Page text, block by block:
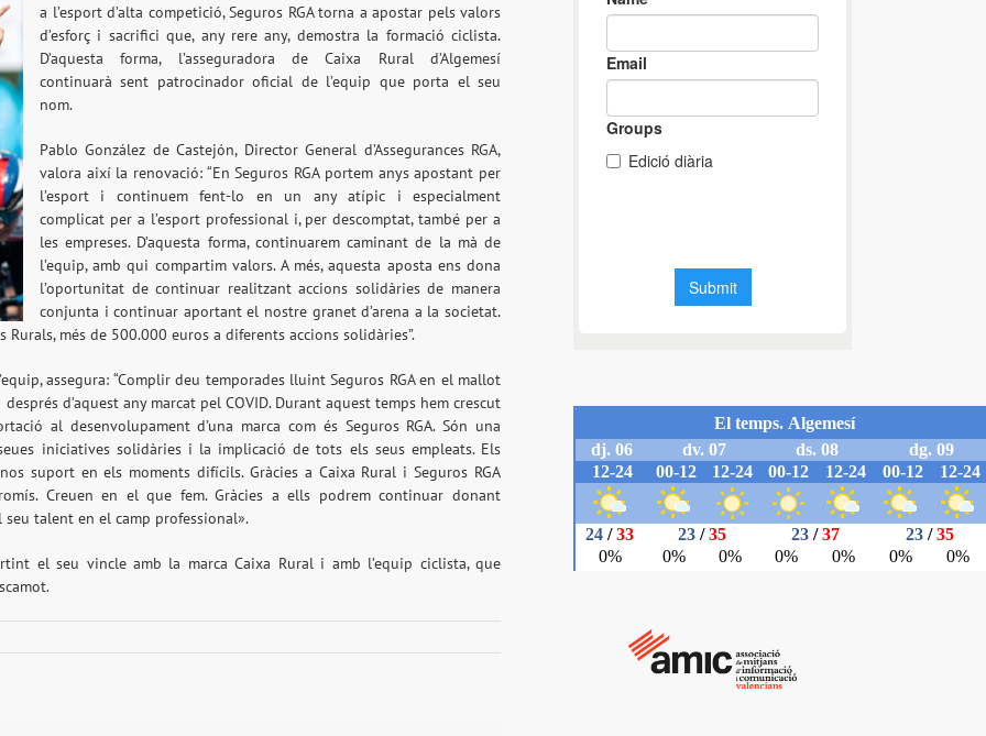
a l’esport d’alta competició, Seguros RGA torna a apostar pels valors
d’esforç i sacrifici que, any rere any, demostra la formació ciclista.
D’aquesta forma, l’asseguradora de Caixa Rural d’Algemesí
continuarà sent patrocinador oficial de l’equip que porta el seu
nom.
Pablo González de Castejón, Director General d’Assegurances RGA,
valora així la renovació: “En Seguros RGA portem anys apostant per
l’esport i continuem fent-lo en un any atípic i especialment
complicat per a l’esport professional i, per descomptat, també per a
les empreses. D’aquesta forma, continuarem caminant de la mà de
l’equip, amb qui compartim valors. A més, aquesta aposta ens dona
l’oportunitat de continuar realitzant accions solidàries de manera
conjunta i continuar aportant el nostre granet d’arena a la societat.
més de 500.000 euros a diferents accions solidàries”.
assegura: “Complir deu temporades lluint Seguros RGA en el mallot
d’aquest any marcat pel COVID. Durant aquest temps hem crescut
al desenvolupament d’una marca com és Seguros RGA. Són una
iniciatives solidàries i la implicació de tots els seus empleats. Els
suport en els moments difícils. Gràcies a Caixa Rural i Seguros RGA
Creuen en el que fem. Gràcies a ells podrem continuar donant
talent en el camp professional».
el seu vincle amb la marca Caixa Rural i amb l’equip ciclista, que